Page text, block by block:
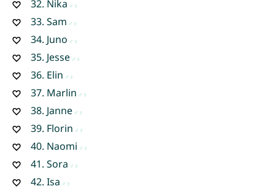
32. Nika
33. Sam
34. Juno
35. Jesse
36. Elin
37. Marlin
38. Janne
39. Florin
40. Naomi
41. Sora
42. Isa